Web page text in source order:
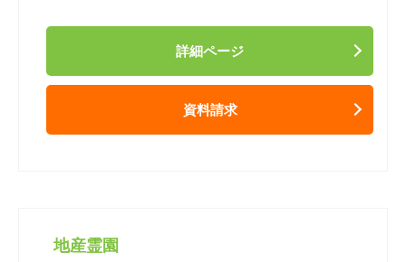
詳細ページ
資料請求
地産霊園